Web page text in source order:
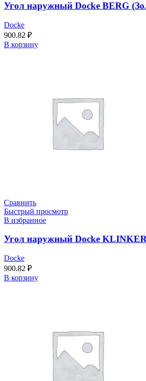
Угол наружный Docke BERG
Docke
900.82 ₽
В корзину
Сравнить
Быстрый просмотр
В избранное
Угол наружный Docke
Docke
900.82 ₽
В корзину